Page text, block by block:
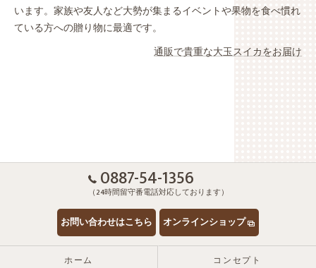
います。家族や友人など大勢が集まるイベントや果物を食べ慣れ
ている方への贈り物に最適です。
通販で貴重な大玉スイカをお届け
0887-54-1356
（24時間留守番電話対応しております）
お問い合わせはこちら オンラインショップ
ホーム コンセプト